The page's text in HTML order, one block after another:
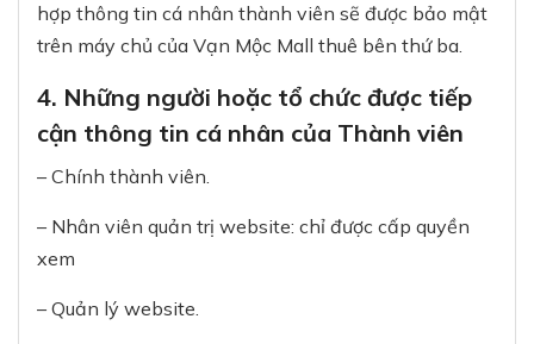
hợp thông tin cá nhân thành viên sẽ được bảo mật
trên máy chủ của Vạn Mộc Mall thuê bên thứ ba.
4. Những người hoặc tổ chức được tiếp
cận thông tin cá nhân của Thành viên
– Chính thành viên.
– Nhân viên quản trị website: chỉ được cấp quyền
xem
– Quản lý website.